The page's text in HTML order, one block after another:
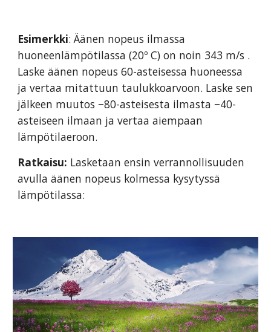
Esimerkki: Äänen nopeus ilmassa
huoneenlämpötilassa (20º C) on noin 343 m/s .
Laske äänen nopeus 60-asteisessa huoneessa
ja vertaa mitattuun taulukkoarvoon. Laske sen
jälkeen muutos −80-asteisesta ilmasta −40-
asteiseen ilmaan ja vertaa aiempaan
lämpötilaeroon.
Ratkaisu: Lasketaan ensin verrannollisuuden
avulla äänen nopeus kolmessa kysytyssä
lämpötilassa: